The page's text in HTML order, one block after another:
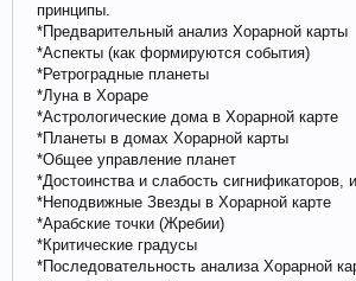
принципы.
*Предварительный анализ Хорарной карты
*Аспекты (как формируются события)
*Ретроградные планеты
*Луна в Хораре
*Астрологические дома в Хорарной карте
*Планеты в домах Хорарной карты
*Общее управление планет
*Достоинства и слабость сигнификаторов,
*Неподвижные Звезды в Хорарной карте
*Арабские точки (Жребии)
*Критические градусы
*Последовательность анализа Хорарной